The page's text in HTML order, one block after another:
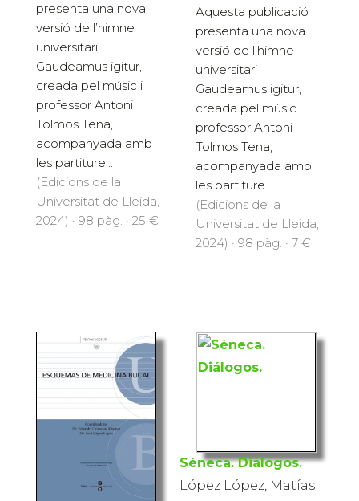
presenta una nova
versió de l’himne
universitari
Gaudeamus igitur,
creada pel músic i
professor Antoni
Tolmos Tena,
acompanyada amb
les partiture...
(Edicions de la
Universitat de Lleida,
2024) · 98 pàg. · 25 €
Aquesta publicació
presenta una nova
versió de l’himne
universitari
Gaudeamus igitur,
creada pel músic i
professor Antoni
Tolmos Tena,
acompanyada amb
les partiture...
(Edicions de la
Universitat de Lleida,
2024) · 98 pàg. · 7 €
Séneca. Diálogos.
López López, Matías